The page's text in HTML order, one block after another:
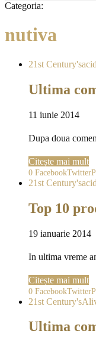
Categoria:
nutiva
21st Century's
Ultima
11 iunie 2014
Dupa doua
Citește mai mult
0 FacebookTwitter
21st Century's
Top 10
19 ianuarie 2014
In ultima vreme
Citește mai mult
0 FacebookTwitter
21st Century's
Ultima